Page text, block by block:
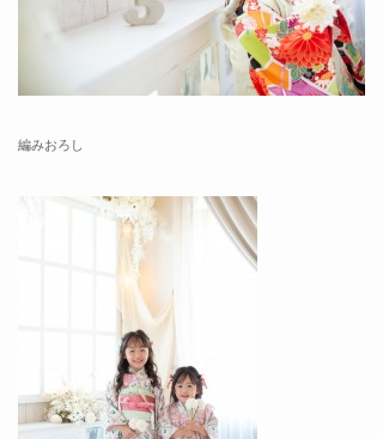
編みおろし